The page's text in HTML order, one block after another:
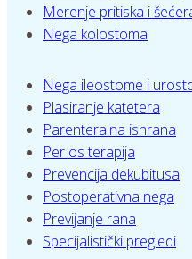
Merenje pritiska i
Nega kolostoma
Nega ileostome i
Plasiranje katetera
Parenteralna ishrana
Per os terapija
Prevencija dekubitusa
Postoperativna nega
Previjanje rana
Specijalistički pregledi